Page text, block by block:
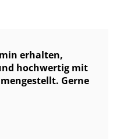
erhalten,
hochwertig mit
Gerne